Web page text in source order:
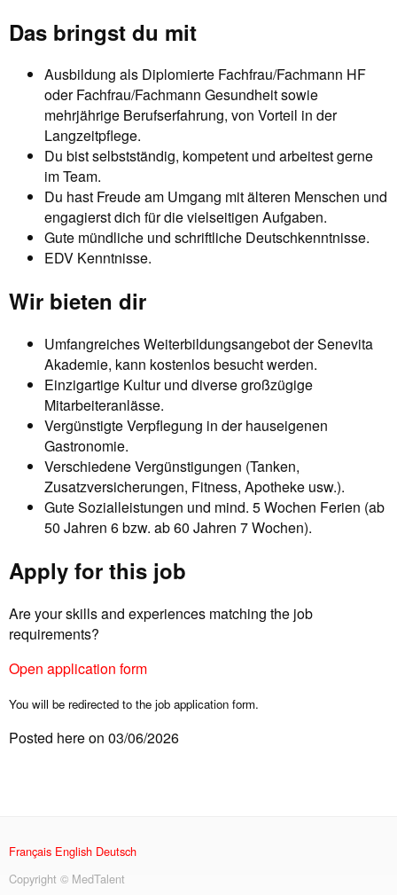
Das bringst du mit
Ausbildung als Diplomierte Fachfrau/Fachmann HF
oder Fachfrau/Fachmann Gesundheit sowie
mehrjährige Berufserfahrung, von Vorteil in der
Langzeitpflege.
Du bist selbstständig, kompetent und arbeitest gerne
im Team.
Du hast Freude am Umgang mit älteren Menschen und
engagierst dich für die vielseitigen Aufgaben.
Gute mündliche und schriftliche Deutschkenntnisse.
EDV Kenntnisse.
Wir bieten dir
Umfangreiches Weiterbildungsangebot der Senevita
Akademie, kann kostenlos besucht werden.
Einzigartige Kultur und diverse großzügige
Mitarbeiteranlässe.
Vergünstigte Verpflegung in der hauseigenen
Gastronomie.
Verschiedene Vergünstigungen (Tanken,
Zusatzversicherungen, Fitness, Apotheke usw.).
Gute Sozialleistungen und mind. 5 Wochen Ferien (ab
50 Jahren 6 bzw. ab 60 Jahren 7 Wochen).
Apply for this job
Are your skills and experiences matching the job
requirements?
Open application form
You will be redirected to the job application form.
Posted here on 03/06/2026
Français English Deutsch
Copyright © MedTalent